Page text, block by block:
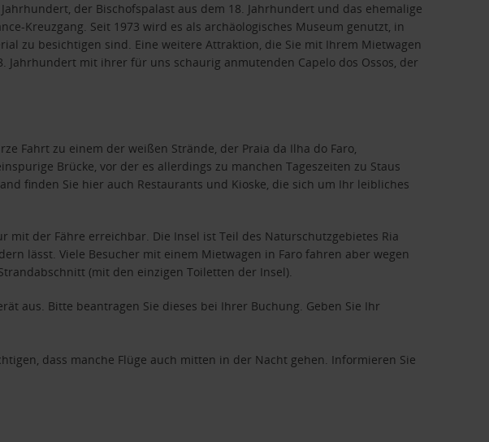
der Bischofspalast aus dem 18. Jahrhundert und das ehemalige
Kreuzgang. Seit 1973 wird es als archäologisches Museum genutzt, in
zu besichtigen sind. Eine weitere Attraktion, die Sie mit Ihrem Mietwagen
Jahrhundert mit ihrer für uns schaurig anmutenden Capelo dos Ossos, der
Fahrt zu einem der weißen Strände, der Praia da Ilha do Faro,
Brücke, vor der es allerdings zu manchen Tageszeiten zu Staus
finden Sie hier auch Restaurants und Kioske, die sich um Ihr leibliches
der Fähre erreichbar. Die Insel ist Teil des Naturschutzgebietes Ria
lässt. Viele Besucher mit einem Mietwagen in Faro fahren aber wegen
(mit den einzigen Toiletten der Insel).
aus. Bitte beantragen Sie dieses bei Ihrer Buchung. Geben Sie Ihr
dass manche Flüge auch mitten in der Nacht gehen. Informieren Sie